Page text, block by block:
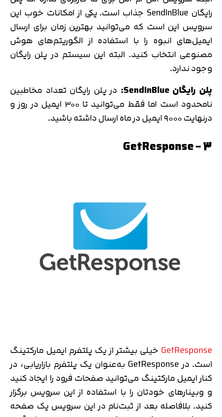
رایگان SendInBlue جذاب است. یکی از امکانات خوب این
سرویس این است که می‌توانید بهترین زمان برای ارسال
ایمیل‌های انبوه را با استفاده از الگوریتم‌های هوش
مصنوعی انتخاب کنید. البته این سیستم در پلن رایگان
وجود ندارد.
پلن رایگان SendInBlue:
در پلن رایگان تعداد مخاطبین
نامحدود است اما فقط می‌توانید تا ۳۰۰ ایمیل در روز و
درنهایت ۹۰۰۰ ایمیل در ماه ارسال داشته باشید.
3 – GetResponse
GetResponse خیلی بیشتر از یک پلتفرم ایمیل مارکتینگ
است. در GetResponse به‌عنوان یک پلتفرم بازاریابی، در
کنار ایمیل مارکتینگ می‌توانید صفحات فرود را ایجاد کنید
و وبینارهای خودتان را با استفاده از این سرویس برگزار
کنید. بلافاصله بعد از ثبت‌نام در این سرویس یک صفحه